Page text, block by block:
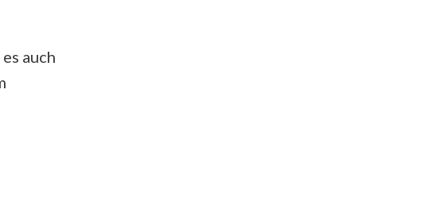
auch